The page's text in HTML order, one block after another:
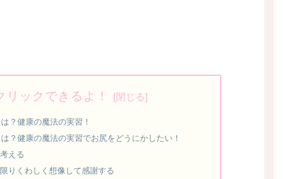
リックできるよ！
？健康の魔法の実習！
？健康の魔法の実習でお尻をどうにかしたい！
える
りくわしく想像して感謝する